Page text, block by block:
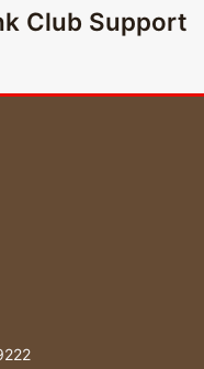
Club Support